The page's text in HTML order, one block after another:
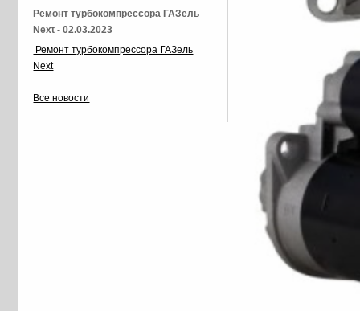
Ремонт турбокомпрессора ГАЗель
Next - 02.03.2023
Ремонт турбокомпрессора ГАЗель
Next
Все новости